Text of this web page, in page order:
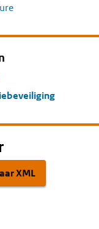
XML